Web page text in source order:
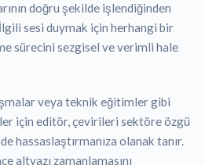
doğru şekilde işlendiğinden
sesi duymak için herhangi bir
sürecini sezgisel ve verimli hale
veya teknik eğitimler gibi
için editör, çevirileri sektöre özgü
hassaslaştırmanıza olanak tanır.
altyazı zamanlamasını